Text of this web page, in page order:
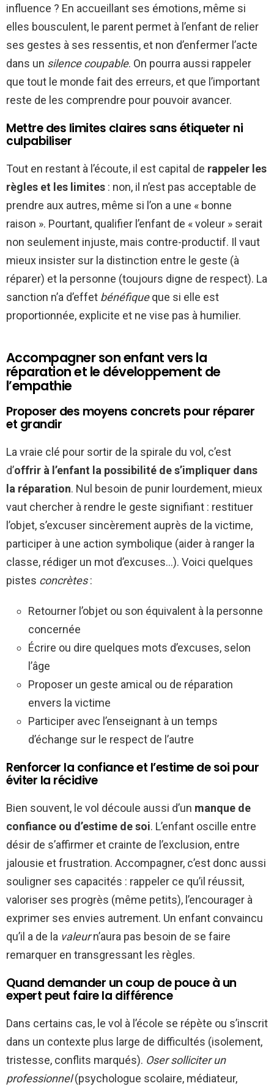
influence ? En accueillant ses émotions, même si
elles bousculent, le parent permet à l’enfant de relier
ses gestes à ses ressentis, et non d’enfermer l’acte
dans un silence coupable. On pourra aussi rappeler
que tout le monde fait des erreurs, et que l’important
reste de les comprendre pour pouvoir avancer.
Mettre des limites claires sans étiqueter ni
culpabiliser
Tout en restant à l’écoute, il est capital de rappeler les
règles et les limites : non, il n’est pas acceptable de
prendre aux autres, même si l’on a une « bonne
raison ». Pourtant, qualifier l’enfant de « voleur » serait
non seulement injuste, mais contre-productif. Il vaut
mieux insister sur la distinction entre le geste (à
réparer) et la personne (toujours digne de respect). La
sanction n’a d’effet bénéfiqueque si elle est
proportionnée, explicite et ne vise pas à humilier.
Accompagner son enfant vers la
réparation et le développement de
l’empathie
Proposer des moyens concrets pour réparer
et grandir
La vraie clé pour sortir de la spirale du vol, c’est
d’offrir à l’enfant la possibilité de s’impliquer dans
la réparation. Nul besoin de punir lourdement, mieux
vaut chercher à rendre le geste signifiant : restituer
l’objet, s’excuser sincèrement auprès de la victime,
participer à une action symbolique (aider à ranger la
classe, rédiger un mot d’excuses…). Voici quelques
pistes concrètes:
Retourner l’objet ou son équivalent à la personne
concernée
Écrire ou dire quelques mots d’excuses, selon
l’âge
Proposer un geste amical ou de réparation
envers la victime
Participer avec l’enseignant à un temps
d’échange sur le respect de l’autre
Renforcer la confiance et l’estime de soi pour
éviter la récidive
Bien souvent, le vol découle aussi d’un manque de
confiance ou d’estime de soi. L’enfant oscille entre
désir de s’affirmer et crainte de l’exclusion, entre
jalousie et frustration. Accompagner, c’est donc aussi
souligner ses capacités : rappeler ce qu’il réussit,
valoriser ses progrès (même petits), l’encourager à
exprimer ses envies autrement. Un enfant convaincu
qu’il a de la valeurn’aura pas besoin de se faire
remarquer en transgressant les règles.
Quand demander un coup de pouce à un
expert peut faire la différence
Dans certains cas, le vol à l’école se répète ou s’inscrit
dans un contexte plus large de difficultés (isolement,
tristesse, conflits marqués). Oser solliciter un
professionnel(psychologue scolaire, médiateur,